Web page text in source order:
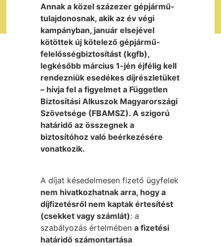
Annak a közel százezer gépjármű-
tulajdonosnak, akik az év végi
kampányban, január elsejével
kötöttek új kötelező gépjármű-
felelősségbiztosítást (kgfb),
legkésőbb március 1-jén éjfélig kell
rendezniük esedékes díjrészletüket
– hívja fel a figyelmet a Független
Biztosítási Alkuszok Magyarországi
Szövetsége (FBAMSZ). A szigorú
határidő az összegnek a
biztosítóhoz való beérkezésére
vonatkozik.
A díjat késedelmesen fizető ügyfelek
nem hivatkozhatnak arra, hogy a
díjfizetésről nem kaptak értesítést
(csekket vagy számlát): a
szabályozás értelmébena fizetési
határidő számontartása